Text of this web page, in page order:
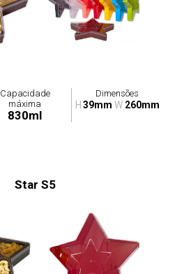
Capacidade
máxima
830ml
Dimensões
H 39mm W 260mm
Star S5